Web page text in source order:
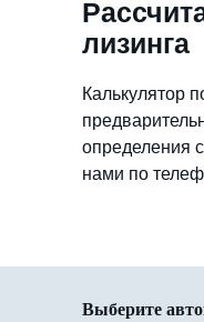
лизинга
Калькулятор
определения
нами по
Выберите